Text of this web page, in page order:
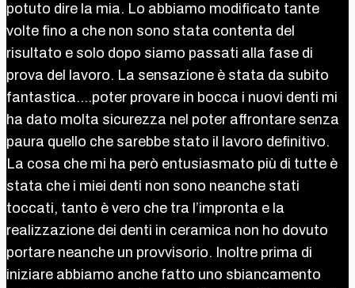
potuto dire la mia. Lo abbiamo modificato tante
volte fino a che non sono stata contenta del
risultato e solo dopo siamo passati alla fase di
prova del lavoro. La sensazione è stata da subito
fantastica….poter provare in bocca i nuovi denti mi
ha dato molta sicurezza nel poter affrontare senza
paura quello che sarebbe stato il lavoro definitivo.
La cosa che mi ha però entusiasmato più di tutte è
stata che i miei denti non sono neanche stati
toccati, tanto è vero che tra l’impronta e la
realizzazione dei denti in ceramica non ho dovuto
portare neanche un provvisorio. Inoltre prima di
iniziare abbiamo anche fatto uno sbiancamento